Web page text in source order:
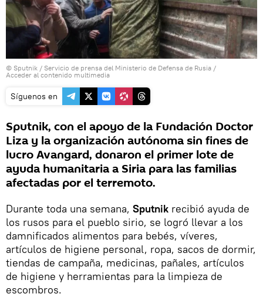
© Sputnik / Servicio de prensa del Ministerio de Defensa de Rusia /
Acceder al contenido multimedia
Síguenos en
Sputnik, con el apoyo de la Fundación Doctor
Liza y la organización autónoma sin fines de
lucro Avangard, donaron el primer lote de
ayuda humanitaria a Siria para las familias
afectadas por el terremoto.
Durante toda una semana, Sputnik recibió ayuda de
los rusos para el pueblo sirio, se logró llevar a los
damnificados alimentos para bebés, víveres,
artículos de higiene personal, ropa, sacos de dormir,
tiendas de campaña, medicinas, pañales, artículos
de higiene y herramientas para la limpieza de
escombros.